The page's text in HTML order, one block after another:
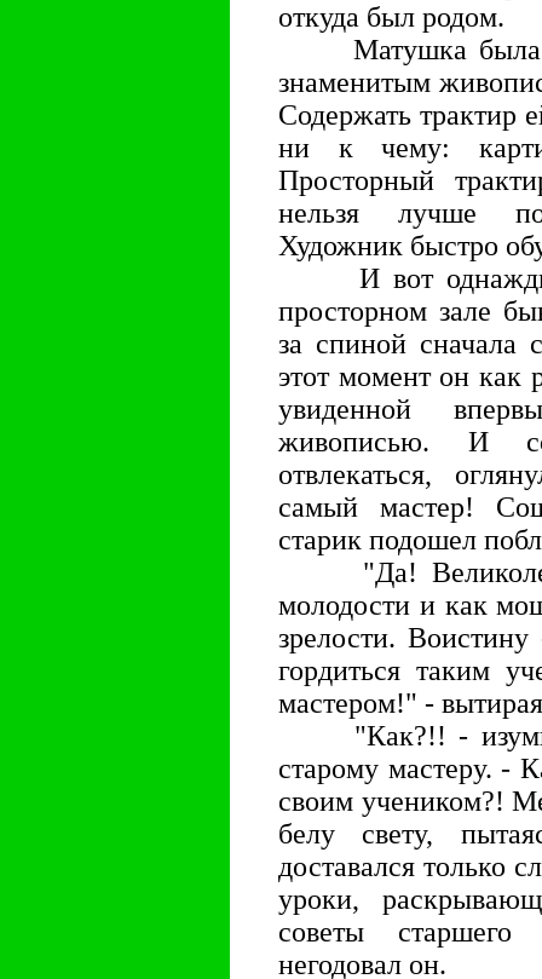
откуда был родом.
Матушка была
знаменитым
Содержать трактир
ни к чему:
Просторный
нельзя лучше
Художник быстро
И вот однажды,
просторном зале
за спиной сначала
этот момент он как
увиденной
живописью. И
отвлекаться,
самый мастер!
старик подошел
"Да!
молодости и как
зрелости.
гордиться таким
мастером!" -
"Как?!! -
старому мастеру. -
своим учеником?!
белу свету,
доставался только
уроки,
советы
негодовал он.